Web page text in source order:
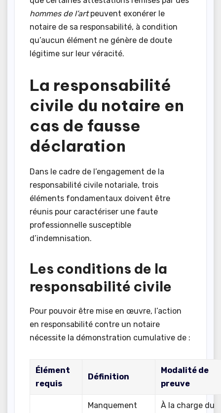
hommes de l’artpeuvent exonérer le
notaire de sa responsabilité, à condition
qu’aucun élément ne génère de doute
légitime sur leur véracité.
La responsabilité
civile du notaire en
cas de fausse
déclaration
Dans le cadre de l’engagement de la
responsabilité civile notariale, trois
éléments fondamentaux doivent être
réunis pour caractériser une faute
professionnelle susceptible
d’indemnisation.
Les conditions de la
responsabilité civile
Pour pouvoir être mise en œuvre, l’action
en responsabilité contre un notaire
nécessite la démonstration cumulative de :
Élément
requis
Définition
Modalité de
preuve
Manquement
À la charge du